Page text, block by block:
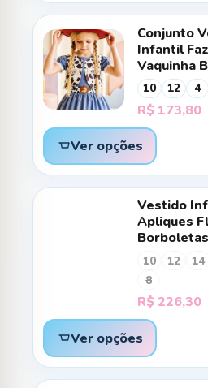
Conjunto
Infantil
Vaquinha
10 12 4
R$ 173,80
Ver opções
Vestido
Apliques
10 12 14
8
R$ 226,30
Ver opções